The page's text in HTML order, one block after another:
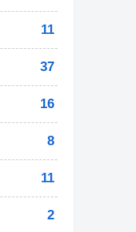
11
37
16
8
11
2